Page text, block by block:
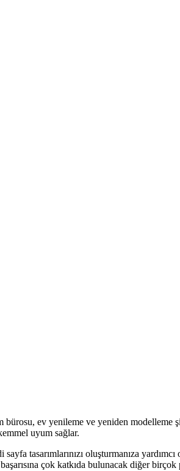
bürosu, ev yenileme ve yeniden
uyum sağlar.
tasarımlarınızı oluşturmanıza
çok katkıda bulunacak diğer